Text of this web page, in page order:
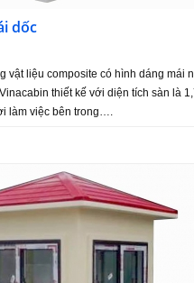
dốc
vật liệu composite có hình dáng mái
thiết kế với diện tích sàn là
làm việc bên trong….